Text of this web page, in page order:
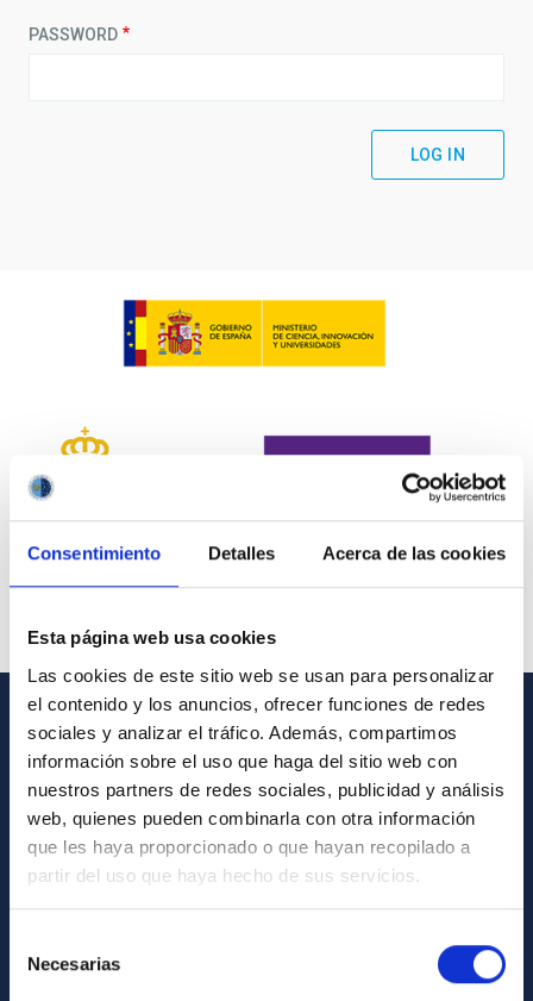
Consentimiento Detalles Acerca de las cookies
Esta página web usa cookies
Las cookies de este sitio web se usan para personalizar
el contenido y los anuncios, ofrecer funciones de redes
sociales y analizar el tráfico. Además, compartimos
información sobre el uso que haga del sitio web con
nuestros partners de redes sociales, publicidad y análisis
web, quienes pueden combinarla con otra información
que les haya proporcionado o que hayan recopilado a
partir del uso que haya hecho de sus servicios.
Necesarias
PASSWORD
GENERAL INFORMATION
Contact
How to get to the IAC
List of personnel
Library
General register